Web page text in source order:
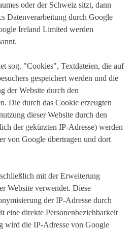
oder der Schweiz sitzt, dann
Datenverarbeitung durch Google
Ireland Limited werden
sog. "Cookies", Textdateien, die auf
gespeichert werden und die
der Website durch den
Die durch das Cookie erzeugten
dieser Website durch den
der gekürzten IP-Adresse) werden
von Google übertragen und dort
mit der Erweiterung
Website verwendet. Diese
der IP-Adresse durch
eine direkte Personenbeziehbarkeit
wird die IP-Adresse von Google